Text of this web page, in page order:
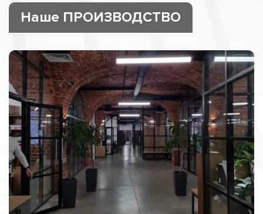
Наше ПРОИЗВОДСТВО